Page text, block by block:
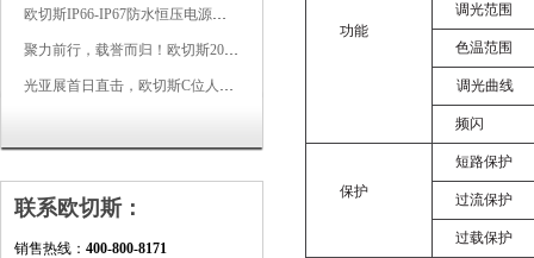
欧切斯IP66-IP67防水恒压电源，无惧风雨，智稳如一
聚力前行，载誉而归！欧切斯2026光亚展完美收官
光亚展首日直击，欧切斯C位人气爆棚-双奖加冕，实力再出圈
联系欧切斯：
销售热线： 400-800-8171
功能
调光范围
色温范围
调光曲线
频闪
保护
短路保护
过流保护
过载保护